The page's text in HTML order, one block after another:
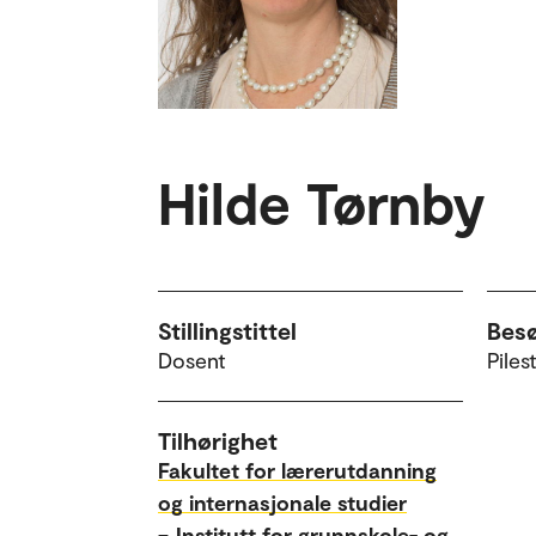
Hilde Tørnby
Stillingstittel
Dosent
Tilhørighet
Fakultet for lærerutdanning
og internasjonale studier